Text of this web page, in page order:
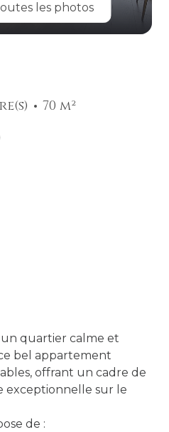
les photos
70 m²
un quartier calme et
bel appartement
offrant un cadre de
exceptionnelle sur le
de :